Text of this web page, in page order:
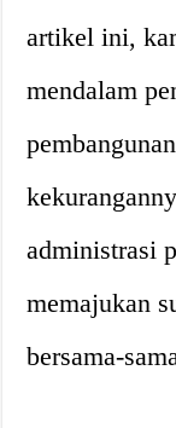
artikel ini,
mendalam
administrasi
memajukan
bersama-